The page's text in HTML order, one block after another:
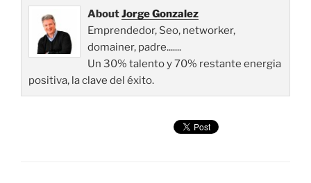
AboutJorge Gonzalez
Emprendedor, Seo, networker,
domainer, padre.......
Un 30% talento y 70% restante energia
positiva, la clave del éxito.